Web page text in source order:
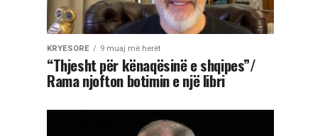
KRYESORE 9 muaj më herët
“Thjesht për kënaqësinë e shqipes”/
Rama njofton botimin e një libri